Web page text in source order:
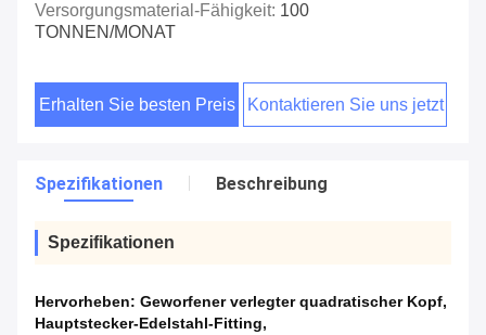
Versorgungsmaterial-Fähigkeit: 100
TONNEN/MONAT
Erhalten Sie besten Preis Kontaktieren Sie uns jetzt
Spezifikationen Beschreibung
Spezifikationen
Hervorheben: Geworfener verlegter quadratischer Kopf,
Hauptstecker-Edelstahl-Fitting,